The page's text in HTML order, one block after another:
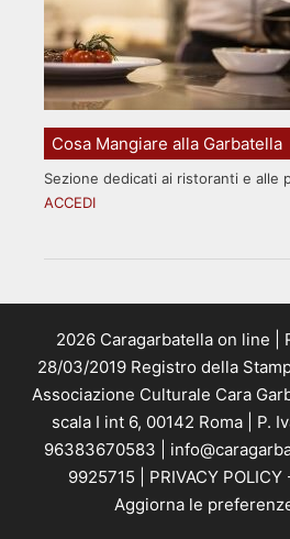
Cosa Mangiare alla Garbatella
Sezione dedicati ai ristoranti e alle
ACCEDI
2026 Caragarbatella on line |
28/03/2019 Registro della
Associazione Culturale Cara
scala I int 6, 00142 Roma | P.
96383670583 |
9925715 |
PRIVACY POLICY
Aggiorna le